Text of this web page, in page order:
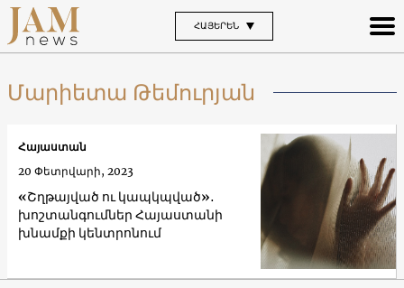
ՀԱՅԵՐԵՆ
Մարիետա Թեմուրյան
«Շղթայված ու կապկպված»․
խոշտանգումներ Հայաստանի
խնամքի կենտրոնում
Հայաստան
20 Փետրվարի, 2023